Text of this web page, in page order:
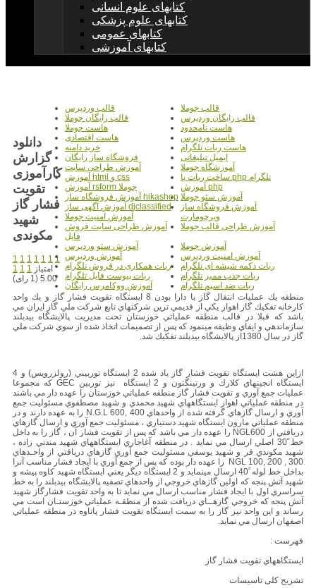
کتابهای علوم انسانی
کتابهای علوم پزشکی
کتابهای عمومی
کتابهای آموزشی
قالب جوملا
قالب وردپرس
قالب رایگان وردپرس
قالب رایگان جوملا
هاست نامحدود
هاست جوملا
هاست وردپرس
هاست اقتصادی
هاست ربات تلگرام
خرید دامنه
ایمیل تبلیغاتی
فروشگاه ساز رایگان
آموزشگاه جوملا
آموزش طراحی سایت
ساخت ربات با php تلگرام
آموزش html و css
آموزش php
آموزش rsform جوملا
آموزش سئو جوملا آموزش فروشگاه ساز hikashop
آموزش فروشگاه ساز
ویرچومارت
آموزش آگهی ساز djclassified
آموزش امنیت جوملا
آموزش طراحی قالب جوملا
آموزش طراحی سایت فروش
فایل
آموزش جوملا
آموزش سئو وردپرس
آموزش امنیت وردپرس
آموزش وردپرس
ربات دکمه شیشه ای تلگرام
ربات همکاری در فروش تلگرام
ربات جذب ممبر تلگرام
ربات پیوست فایل تلگرام
ربات ضد اسپم تلگرام
آموزش ووکامرس رایگان
دانلود
گزارش
کارآموزی
تقویت
فشار گاز
شهید
مکوندی
1 1 1 1 1 1 1
1 1 1 امتیاز
5.00 (1 رای)
منطقه يك عمليات انتقال گاز با دارا بودن 8 ايستگاه تقويت فشار گاز و يك واحد
كارخانه تفكيك گاز اهواز يكي از قديمي ترين شركتهاي تابع شركت ملي گاز ايران مي
باشد كه قبلا در قالب منطقه عملياتي خوزستان تحت مديريت پالايشگاه بيدبلند
سازماندهي و ايفاي وظيفه مينمود كه پس از تصميمات اتخاذ شده از سوي شركت ملي
گاز در سال 1380از پالايشگاه بيدبلند تفكيك شد.
ازاين هشت ايستگاه تقويت فشار گاز ياد شده 2 ايستگاه توربيني (رولزرويس) و 4
ايستگاه انجينهاي كلارك و ورتينگتون و 2 ايستگاه نيز توربين GEC كه مجموعا
عمليات جمع آوري و تقويت فشار گاز منطقه عملياتي خوزستان را عهده دار مي باشند
در منطقه عملياتي اهواز ايستگاههاي شهيد محمدي و شهيد مصطفوي مسئوليت جمع
آوري و ارسال گازهاي گرفته شده از واحدهاي N.G.L 600, 400 را به عهده دارند و در
منطقه عملياتي مارون ايستگاه شهيد دستياري ، مسئوليت جمع آوري و ارسال گازهاي
دريافتي از NGL600 را عهده دار مي باشد كه پس از تقويت فشار آن ، گاز را به داخل
خط ً30 اصلي ارسال مي نمايد . در منطقه آغاجاري ايستگاههاي شهيد مندني زاده ،
شهيد مكوندي فر و شهيد يوسفي مسئوليت جمع آوري گازهاي دريافتي از واحـدهاي
NGL 100, 200 , 300 را عهده دار بوده كه پس از جمع آوري با ايجاد فشار مناسب آنرا
بداخل خط لوله ً40 ارسال مينمايد و 2 ايستگاه ديگر يعني ايستگاه شهيد كاوه پيشه و
شهيد آتش پنجه كه اولين گازهاي خروجي از واحدهاي تصفيه پالايشگاه بيدبلند را به خط
سراسري اول با ايجاد فشار مناسب ارسال مي نمايد تا به واحد تقويت فشارگاز شهيد
آتش پنجه كه خروجي گازهــاي دريافت شده از منطقـه عملياتي خوزستـان است مي
رساند و اين واحد نيز گاز را به سمت ايستگاه تقويت فشار پاتاوه در منطقه عملياتي
اصفهان ارسال مي نمايد.
فهرست :
ايستگاههاي تقويت فشار گاز
تشریح کلی تاسیسات